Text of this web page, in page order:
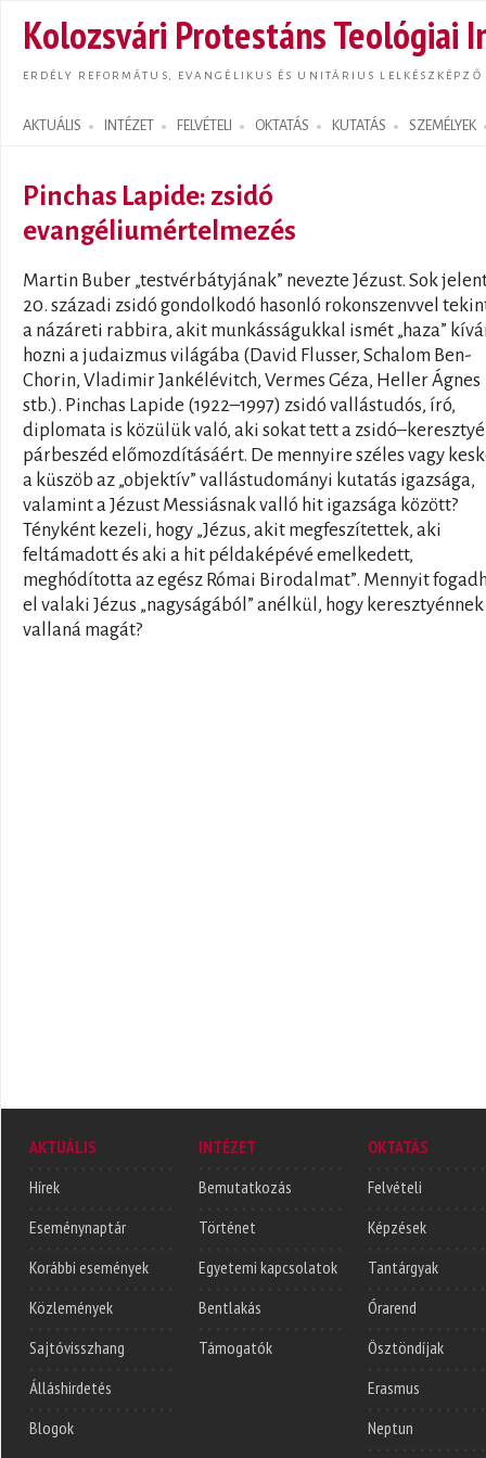
Kolozsvári Protestáns Teológiai
ERDÉLY REFORMÁTUS, EVANGÉLIKUS ÉS UNITÁRIUS LELKÉSZKÉPZŐ
AKTUÁLIS INTÉZET FELVÉTELI OKTATÁS KUTATÁS SZEMÉLYEK
Search form
Pinchas Lapide: zsidó
evangéliumértelmezés
Martin Buber „testvérbátyjának” nevezte Jézust. Sok
20. századi zsidó gondolkodó hasonló rokonszenvvel
a názáreti rabbira, akit munkásságukkal ismét „haza”
hozni a judaizmus világába (David Flusser, Schalom Ben-
Chorin, Vladimir Jankélévitch, Vermes Géza, Heller Ágnes
stb.). Pinchas Lapide (1922–1997) zsidó vallástudós, író,
diplomata is közülük való, aki sokat tett a
párbeszéd előmozdításáért. De mennyire széles vagy
a küszöb az „objektív” vallástudományi kutatás igazsága,
valamint a Jézust Messiásnak valló hit igazsága között?
Tényként kezeli, hogy „Jézus, akit megfeszítettek, aki
feltámadott és aki a hit példaképévé emelkedett,
meghódította az egész Római Birodalmat”. Mennyit
el valaki Jézus „nagyságából” anélkül, hogy keresztyénnek
vallaná magát?
AKTUÁLIS
Hírek
Eseménynaptár
Korábbi események
Közlemények
Sajtóvisszhang
Álláshirdetés
Blogok
INTÉZET
Bemutatkozás
Történet
Egyetemi kapcsolatok
Bentlakás
Támogatók
OKTATÁS
Felvételi
Képzések
Tantárgyak
Órarend
Ösztöndíjak
Erasmus
Neptun